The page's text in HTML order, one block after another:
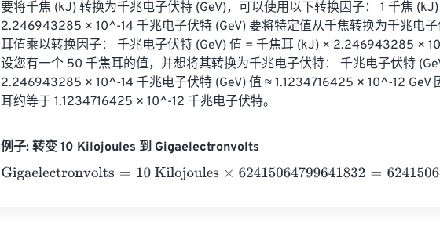
要将千焦 (kJ) 转换为千兆电子伏特 (GeV)，可以使用以下转换因子： 1 千焦
2.246943285 × 10^-14 千兆电子伏特 (GeV) 要将特定值从千焦转换为千兆电
耳值乘以转换因子： 千兆电子伏特 (GeV) 值 = 千焦耳 (kJ) × 2.246943285 ×
设您有一个 50 千焦耳的值，并想将其转换为千兆电子伏特： 千兆电子伏特
2.246943285 × 10^-14 千兆电子伏特 (GeV) 值 ≈ 1.1234716425 × 10^-12 GeV
耳约等于 1.1234716425 × 10^-12 千兆电子伏特。
例子: 转变 10 Kilojoules 到 Gigaelectronvolts
Gigaelectronvolts=10 Kilojoules×62415064799641832=